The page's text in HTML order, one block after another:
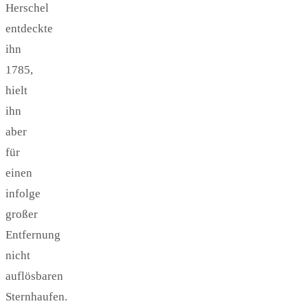
Herschel
entdeckte
ihn
1785,
hielt
ihn
aber
für
einen
infolge
großer
Entfernung
nicht
auflösbaren
Sternhaufen.